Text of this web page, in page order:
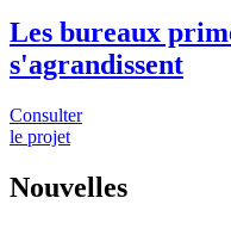
Les bureaux
s'agrandissent
Consulter
le projet
Nouvelles